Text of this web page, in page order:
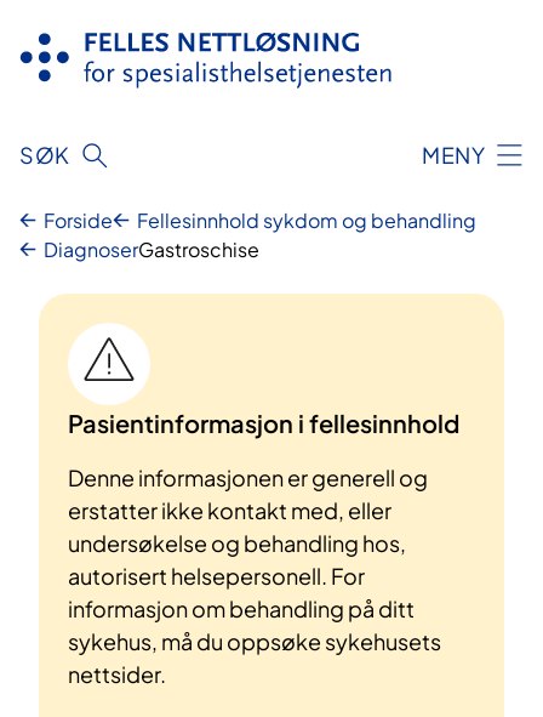
innhold
SØK MENY
Forside
Fellesinnhold sykdom og behandling
DiagnoserGastroschise
Pasientinformasjon i fellesinnhold
Denne informasjonen er generell og
erstatter ikke kontakt med, eller
undersøkelse og behandling hos,
autorisert helsepersonell. For
informasjon om behandling på ditt
sykehus, må du oppsøke sykehusets
nettsider.